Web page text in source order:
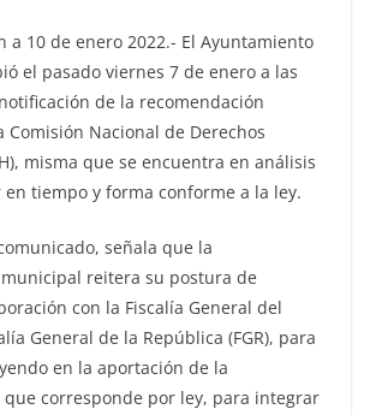
a 10 de enero 2022.- El Ayuntamiento
el pasado viernes 7 de enero a las
de la recomendación
Comisión Nacional de Derechos
misma que se encuentra en análisis
tiempo y forma conforme a la ley.
señala que la
reitera su postura de
con la Fiscalía General del
General de la República (FGR), para
en la aportación de la
corresponde por ley, para integrar